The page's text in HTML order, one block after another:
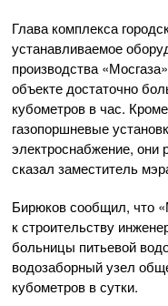
Глава комплекса
устанавливаемое
производства
объекте достаточно
кубометров в час.
газопоршневые
электроснабжение, они
сказал заместитель
Бирюков сообщил, что
к строительству
больницы питьевой
водозаборный узел
кубометров в сутки.